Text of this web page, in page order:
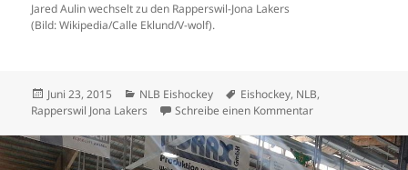
Jared Aulin wechselt zu den Rapperswil-Jona Lakers
(Bild: Wikipedia/Calle Eklund/V-wolf).
Veröffentlicht
am
Juni 23, 2015 Kategorien
NLB Eishockey Schlagwörter
Eishockey, NLB,
Rapperswil Jona Lakers
Schreibe einen Kommentarzu Aulin und Clark